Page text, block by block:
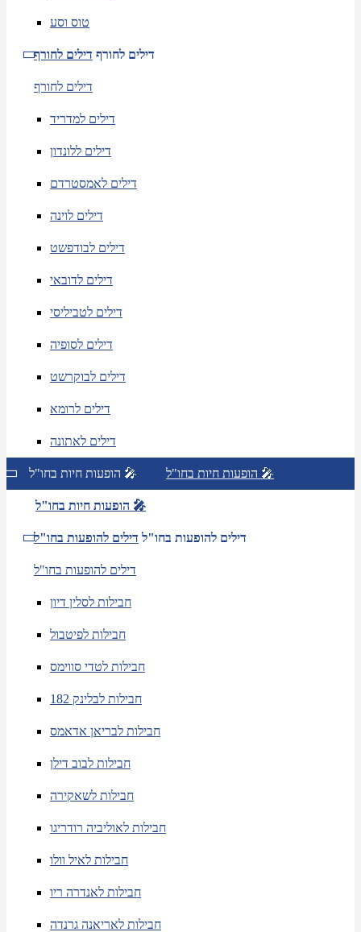
טוס וסע
דילים לחורף דילים לחורף
דילים לחורף
דילים למדריד
דילים ללונדון
דילים לאמסטרדם
דילים לוינה
דילים לבודפשט
דילים לדובאי
דילים לטביליסי
דילים לסופיה
דילים לבוקרשט
דילים לרומא
דילים לאתונה
הופעות חיות בחו"ל 🎤 הופעות חיות בחו"ל 🎤
הופעות חיות בחו"ל 🎤
דילים להופעות בחו"ל דילים להופעות בחו"ל
דילים להופעות בחו"ל
חבילות לסלין דיון
חבילות לפיטבול
חבילות לטדי סווימס
חבילות לבלינק 182
חבילות לבריאן אדאמס
חבילות לבוב דילן
חבילות לשאקירה
חבילות לאוליביה רודריגו
חבילות לאיל וולו
חבילות לאנדרה ריו
חבילות לאריאנה גרנדה